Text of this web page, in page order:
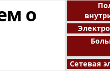
о
Сетевая